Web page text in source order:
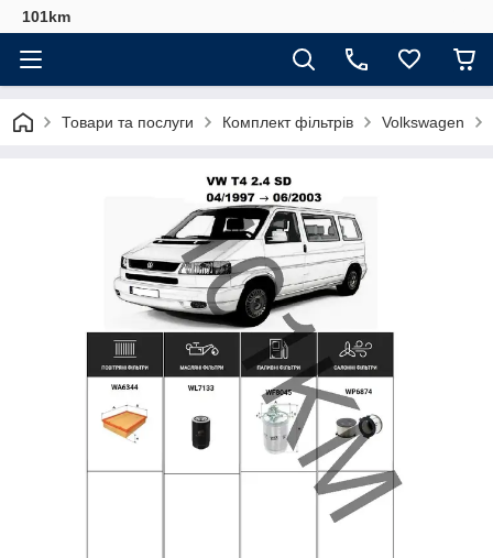
101km
Товари та послуги Комплект фільтрів Volkswagen